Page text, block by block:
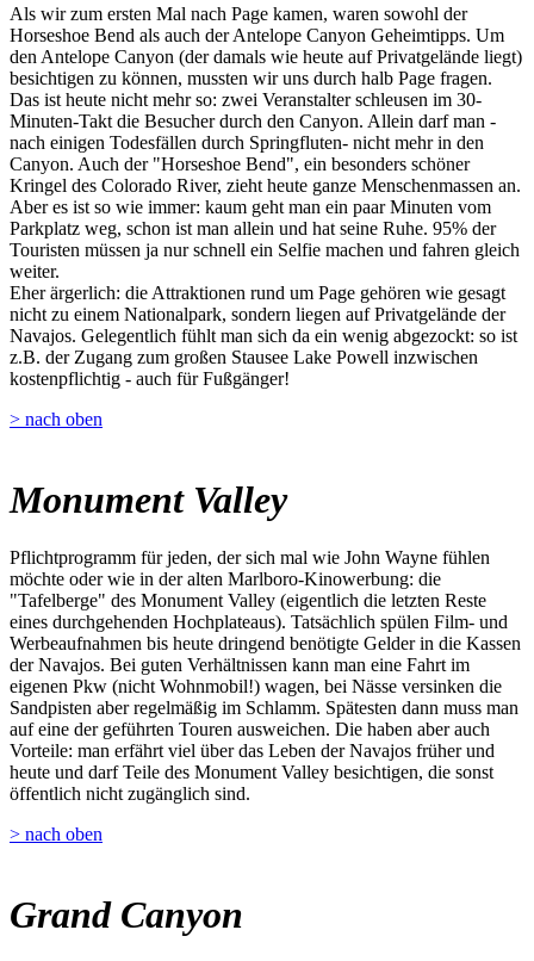
Als wir zum ersten Mal nach Page kamen, waren sowohl der
Horseshoe Bend als auch der Antelope Canyon Geheimtipps. Um
den Antelope Canyon (der damals wie heute auf Privatgelände liegt)
besichtigen zu können, mussten wir uns durch halb Page fragen.
Das ist heute nicht mehr so: zwei Veranstalter schleusen im 30-
Minuten-Takt die Besucher durch den Canyon. Allein darf man -
nach einigen Todesfällen durch Springfluten- nicht mehr in den
Canyon. Auch der "Horseshoe Bend", ein besonders schöner
Kringel des Colorado River, zieht heute ganze Menschenmassen an.
Aber es ist so wie immer: kaum geht man ein paar Minuten vom
Parkplatz weg, schon ist man allein und hat seine Ruhe. 95% der
Touristen müssen ja nur schnell ein Selfie machen und fahren gleich
weiter.
Eher ärgerlich: die Attraktionen rund um Page gehören wie gesagt
nicht zu einem Nationalpark, sondern liegen auf Privatgelände der
Navajos. Gelegentlich fühlt man sich da ein wenig abgezockt: so ist
z.B. der Zugang zum großen Stausee Lake Powell inzwischen
kostenpflichtig - auch für Fußgänger!
> nach oben
Monument Valley
Pflichtprogramm für jeden, der sich mal wie John Wayne fühlen
möchte oder wie in der alten Marlboro-Kinowerbung: die
"Tafelberge" des Monument Valley (eigentlich die letzten Reste
eines durchgehenden Hochplateaus). Tatsächlich spülen Film- und
Werbeaufnahmen bis heute dringend benötigte Gelder in die Kassen
der Navajos. Bei guten Verhältnissen kann man eine Fahrt im
eigenen Pkw (nicht Wohnmobil!) wagen, bei Nässe versinken die
Sandpisten aber regelmäßig im Schlamm. Spätesten dann muss man
auf eine der geführten Touren ausweichen. Die haben aber auch
Vorteile: man erfährt viel über das Leben der Navajos früher und
heute und darf Teile des Monument Valley besichtigen, die sonst
öffentlich nicht zugänglich sind.
> nach oben
Grand Canyon